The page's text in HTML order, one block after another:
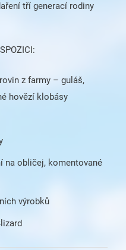
tří generací rodiny
z farmy – guláš,
hovězí klobásy
na obličej, komentované
výrobků